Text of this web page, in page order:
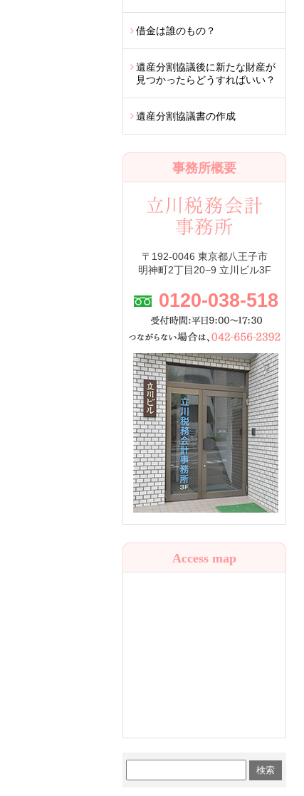
借金は誰のもの？
遺産分割協議後に新たな財産が
見つかったらどうすればいい？
遺産分割協議書の作成
事務所概要
〒192-0046 東京都八王子市
明神町2丁目20−9 立川ビル3F
0120-038-518
Access map